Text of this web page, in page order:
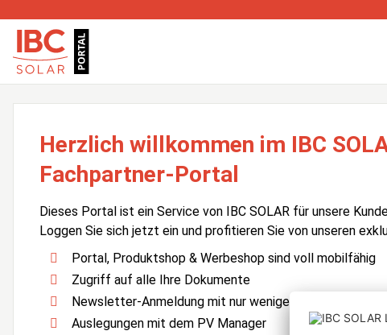
Herzlich willkommen im IBC
Fachpartner-Portal
Dieses Portal ist ein Service von IBC SOLAR für unsere
Loggen Sie sich jetzt ein und profitieren Sie von unseren
Portal, Produktshop & Werbeshop sind voll mobilfähig
Zugriff auf alle Ihre Dokumente
Newsletter-Anmeldung mit nur wenigen Klicks
Auslegungen mit dem PV Manager